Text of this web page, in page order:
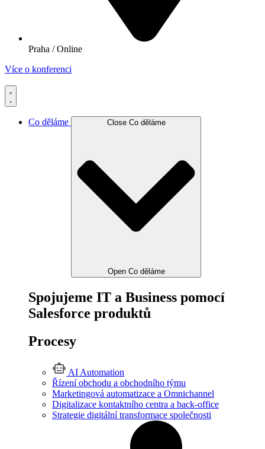
Praha / Online
Více o konferenci
Co děláme Close Co děláme
Open Co děláme
Spojujeme IT a Business pomocí
Salesforce produktů
Procesy
AI Automation
Řízení obchodu a obchodního týmu
Marketingová automatizace a Omnichannel
Digitalizace kontaktního centra a back-office
Strategie digitální transformace společnosti